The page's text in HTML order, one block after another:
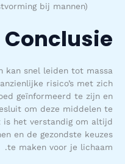
bij mannen)
Conclusie
kan snel leiden tot massa
risico’s met zich
geïnformeerd te zijn en
om deze middelen te
is het verstandig om altijd
en de gezondste keuzes
te maken voor je lichaam.